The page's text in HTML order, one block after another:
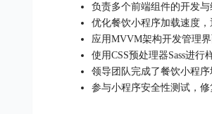
负责多个前端组件的开发
优化餐饮小程序加载速度
应用MVVM架构开发管理
使用CSS预处理器Sass进
领导团队完成了餐饮小程
参与小程序安全性测试，